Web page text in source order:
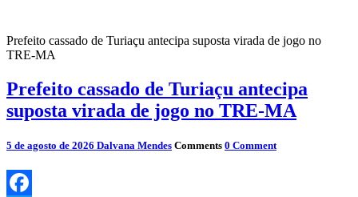
Prefeito cassado de Turiaçu antecipa suposta virada de jogo no
TRE-MA
Prefeito cassado de Turiaçu antecipa
suposta virada de jogo no TRE-MA
5 de agosto de 2026 Dalvana Mendes Comments 0 Comment